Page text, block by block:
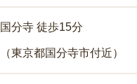
国分寺 徒歩15分
（東京都国分寺市付近）